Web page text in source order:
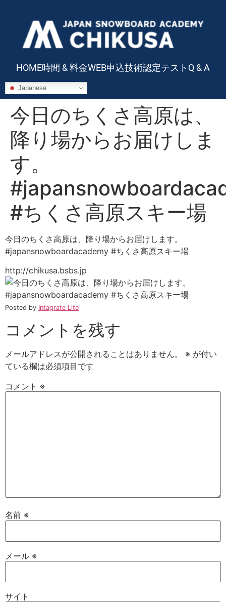
HOME時間 & 料金WEB申込技術認定テスト Q & A
Japanese
今日のちくさ高原は、
降り場からお届けしま
す。
#ちくさ高原スキー場
今日のちくさ高原は、降り場からお届けします。
#japansnowboardacademy #ちくさ高原スキー場
http://chikusa.bsbs.jp
Posted by Intagrate Lite
コメントを残す
メールアドレスが公開されることはありません。 ※ が付い
ている欄は必須項目です
コメント ※
名前 ※
メール ※
サイト